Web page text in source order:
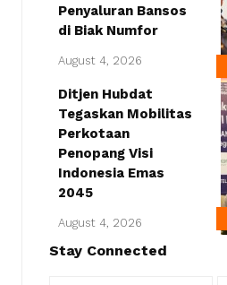
Penyaluran Bansos
di Biak Numfor
August 4, 2026
Ditjen Hubdat
Tegaskan Mobilitas
Perkotaan
Penopang Visi
Indonesia Emas
2045
August 4, 2026
Stay Connected